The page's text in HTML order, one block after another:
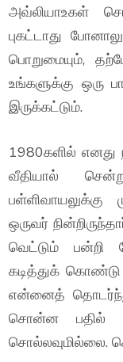
அவ்லியாஉகள்
புகட்டாது
பொறுமையும்,
உங்களுக்கு ஒரு
இருக்கட்டும்.
1980களில்
வீதியால்
ஒருவர்
வெட்டும்
கடித்துக்
என்னைத்
சொன்ன பதில்
சொல்லவுமில்லை.